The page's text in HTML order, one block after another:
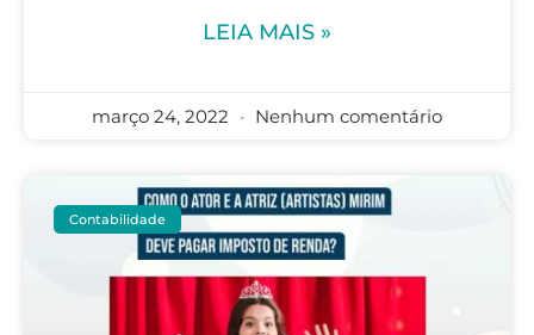
LEIA MAIS »
março 24, 2022 Nenhum comentário
Contabilidade